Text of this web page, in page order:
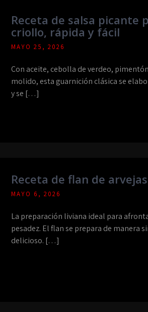
Receta de salsa picante
criollo, rápida y fácil
MAYO 25, 2026
Con aceite, cebolla de verdeo,
molido, esta guarnición clásica se
y se […]
Receta de flan de arvejas
MAYO 6, 2026
La preparación liviana ideal para
pesadez. El flan se prepara de manera
delicioso. […]